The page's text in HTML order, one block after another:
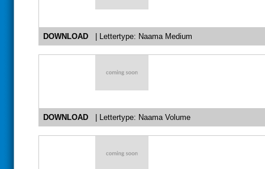
DOWNLOAD | Lettertype: Naama Medium
DOWNLOAD | Lettertype: Naama Volume